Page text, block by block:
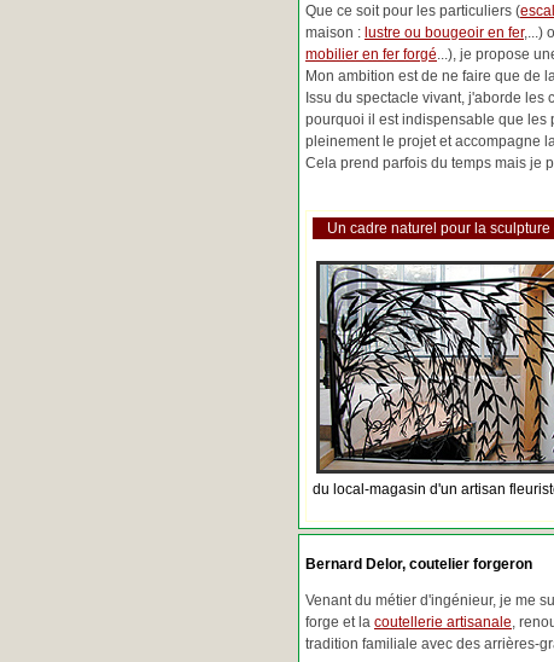
Que ce soit pour les particuliers (
maison : lustre ou bougeoir en fer,...)
mobilier en fer forgé...), je propose
Mon ambition est de ne faire que de
Issu du spectacle vivant, j'aborde
pourquoi il est indispensable que les
pleinement le projet et accompagne
Cela prend parfois du temps mais je
Un cadre naturel pour la
du local-magasin d'un artisan
Bernard Delor, coutelier forgeron
Venant du métier d'ingénieur, je me
forge et la coutellerie artisanale,
tradition familiale avec des arrières-